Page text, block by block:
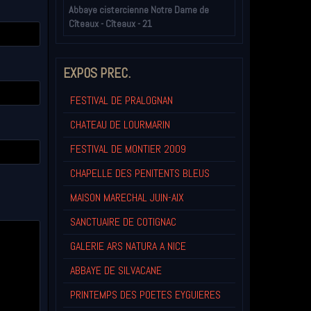
Abbaye cistercienne Notre Dame de
Cîteaux - Cîteaux - 21
EXPOS PREC.
FESTIVAL DE PRALOGNAN
CHATEAU DE LOURMARIN
FESTIVAL DE MONTIER 2009
CHAPELLE DES PENITENTS BLEUS
MAISON MARECHAL JUIN-AIX
SANCTUAIRE DE COTIGNAC
GALERIE ARS NATURA A NICE
ABBAYE DE SILVACANE
PRINTEMPS DES POETES EYGUIERES